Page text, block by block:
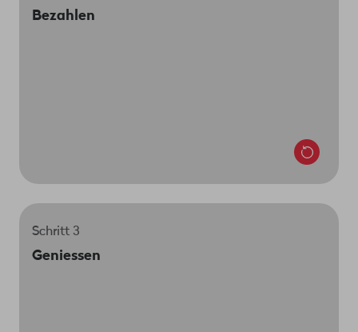
Bezahlen
Smartphone. Den Rest bezahlst du bequem in 24
Schritt 3
Geniessen
neues Handy in deinem Briefkasten. Viel Spass